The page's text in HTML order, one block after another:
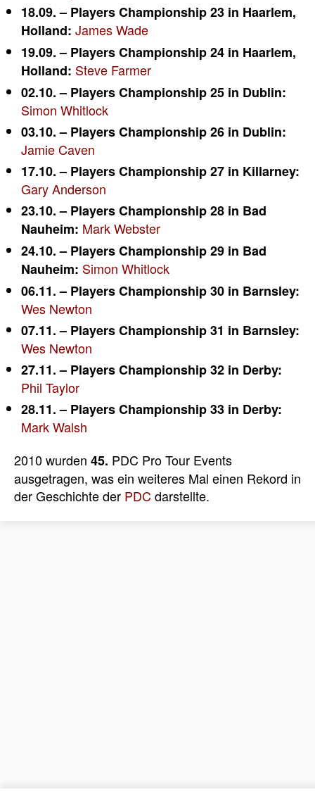
18.09. – Players Championship 23 in Haarlem,
Holland: James Wade
19.09. – Players Championship 24 in Haarlem,
Holland: Steve Farmer
02.10. – Players Championship 25 in Dublin:
Simon Whitlock
03.10. – Players Championship 26 in Dublin:
Jamie Caven
17.10. – Players Championship 27 in Killarney:
Gary Anderson
23.10. – Players Championship 28 in Bad
Nauheim: Mark Webster
24.10. – Players Championship 29 in Bad
Nauheim: Simon Whitlock
06.11. – Players Championship 30 in Barnsley:
Wes Newton
07.11. – Players Championship 31 in Barnsley:
Wes Newton
27.11. – Players Championship 32 in Derby:
Phil Taylor
28.11. – Players Championship 33 in Derby:
Mark Walsh
2010 wurden 45. PDC Pro Tour Events
ausgetragen, was ein weiteres Mal einen Rekord in
der Geschichte der PDC darstellte.